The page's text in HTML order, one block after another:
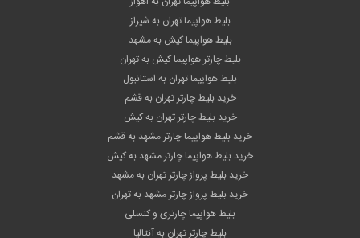
بلیط هواپیما تهران به شیراز
بلیط هواپیما کیش به مشهد
بلیط چارتر هواپیما کیش به تهران
بلیط هواپیما تهران به استانبول
خرید بلیط چارتر تهران به قشم
خرید بلیط چارتر تهران به کیش
خرید بلیط هواپیما چارتر مشهد به قشم
خرید بلیط هواپیما چارتر مشهد به کیش
خرید بلیط پرواز چارتر تهران به مشهد
خرید بلیط پرواز چارتر مشهد به تهران
بلیط هواپیما چارتری و کنسلی
بلیط چارتر تهران به آنتالیا